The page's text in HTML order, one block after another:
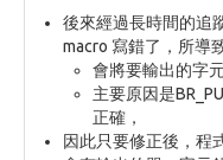
後來經過長時間的追
macro 寫錯了，所導
會將要輸出的字
主要原因是
正確，
因此只要修正後，程